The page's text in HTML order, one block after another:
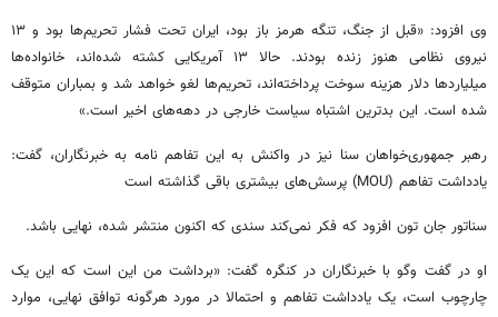
وی افزود: «قبل از جنگ، تنگه هرمز باز بود، ایران تحت فشار تحریم‌ها بود و ۱۳
نیروی نظامی هنوز زنده بودند. حالا ۱۳ آمریکایی کشته شده‌اند، خانواده‌ها
میلیاردها دلار هزینه سوخت پرداخته‌اند، تحریم‌ها لغو خواهد شد و بمباران متوقف
شده است. این بدترین اشتباه سیاست خارجی در دهه‌های اخیر است.»
رهبر جمهوری‌خواهان سنا نیز در واکنش به این تفاهم نامه به خبرنگاران، گفت:
یادداشت تفاهم (MOU) پرسش‌های بیشتری باقی گذاشته است
سناتور جان تون افزود که فکر نمی‌کند سندی که اکنون منتشر شده، نهایی باشد.
او در گفت‌ وگو با خبرنگاران در کنگره گفت: «برداشت من این است که این یک
چارچوب است، یک یادداشت تفاهم و احتمالا در مورد هرگونه توافق نهایی، موارد